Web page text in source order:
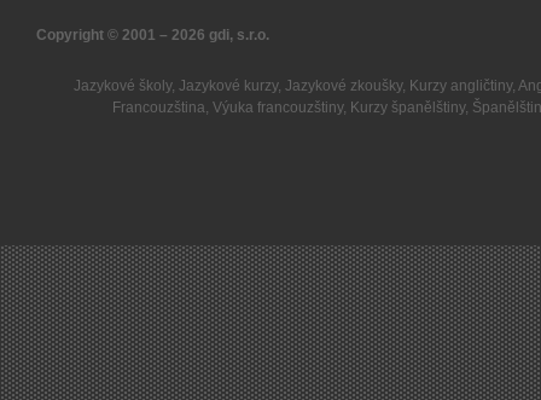
Copyright © 2001 – 2026 gdi, s.r.o.
Jazykové školy, Jazykové kurzy, Jazykové zkoušky, Kurzy angličtiny,
Francouzština,Výuka francouzštiny, Kurzy španělštiny,